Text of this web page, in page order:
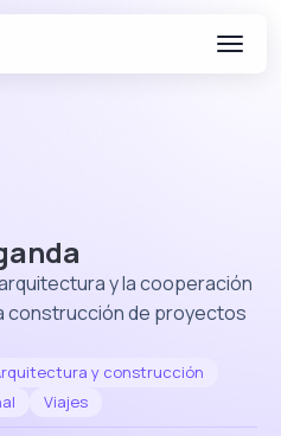
y la cooperación
construcción de proyectos
y construcción
Viajes